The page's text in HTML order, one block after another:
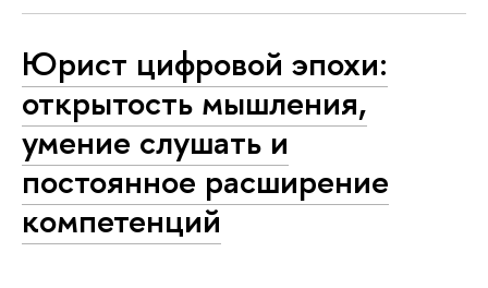
Юрист цифровой эпохи:
открытость мышления,
умение слушать и
постоянное расширение
компетенций